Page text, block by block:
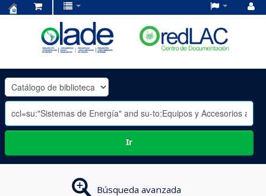
OLADE
-
Ir
Búsqueda avanzada